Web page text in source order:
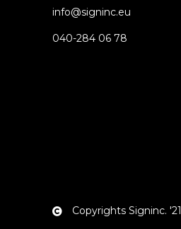
info@signinc.eu
040-284 06 78
Copyrights Signinc. '21